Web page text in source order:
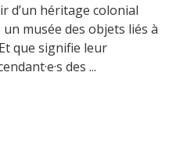
d’un héritage colonial
musée des objets liés à
que signifie leur
des ...